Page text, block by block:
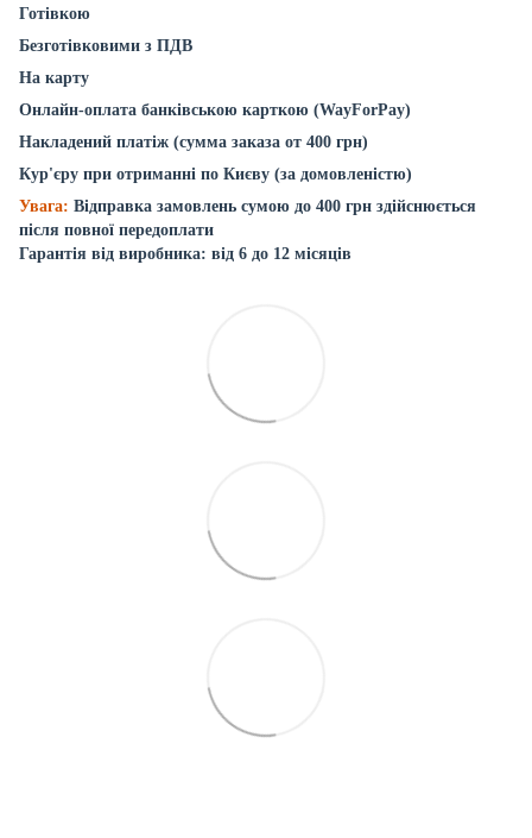
Готівкою
Безготівковими з ПДВ
На карту
Онлайн-оплата банківською карткою (WayForPay)
Накладений платіж (сумма заказа от 400 грн)
Кур'єру при отриманні по Києву (за домовленістю)
Увага: Відправка замовлень сумою до 400 грн здійснюється
після повної передоплати
Гарантія від виробника: від 6 до 12 місяців